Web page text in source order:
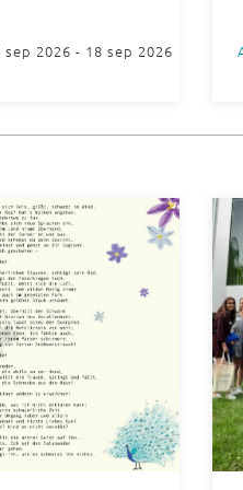
sep 2026 - 18 sep 2026